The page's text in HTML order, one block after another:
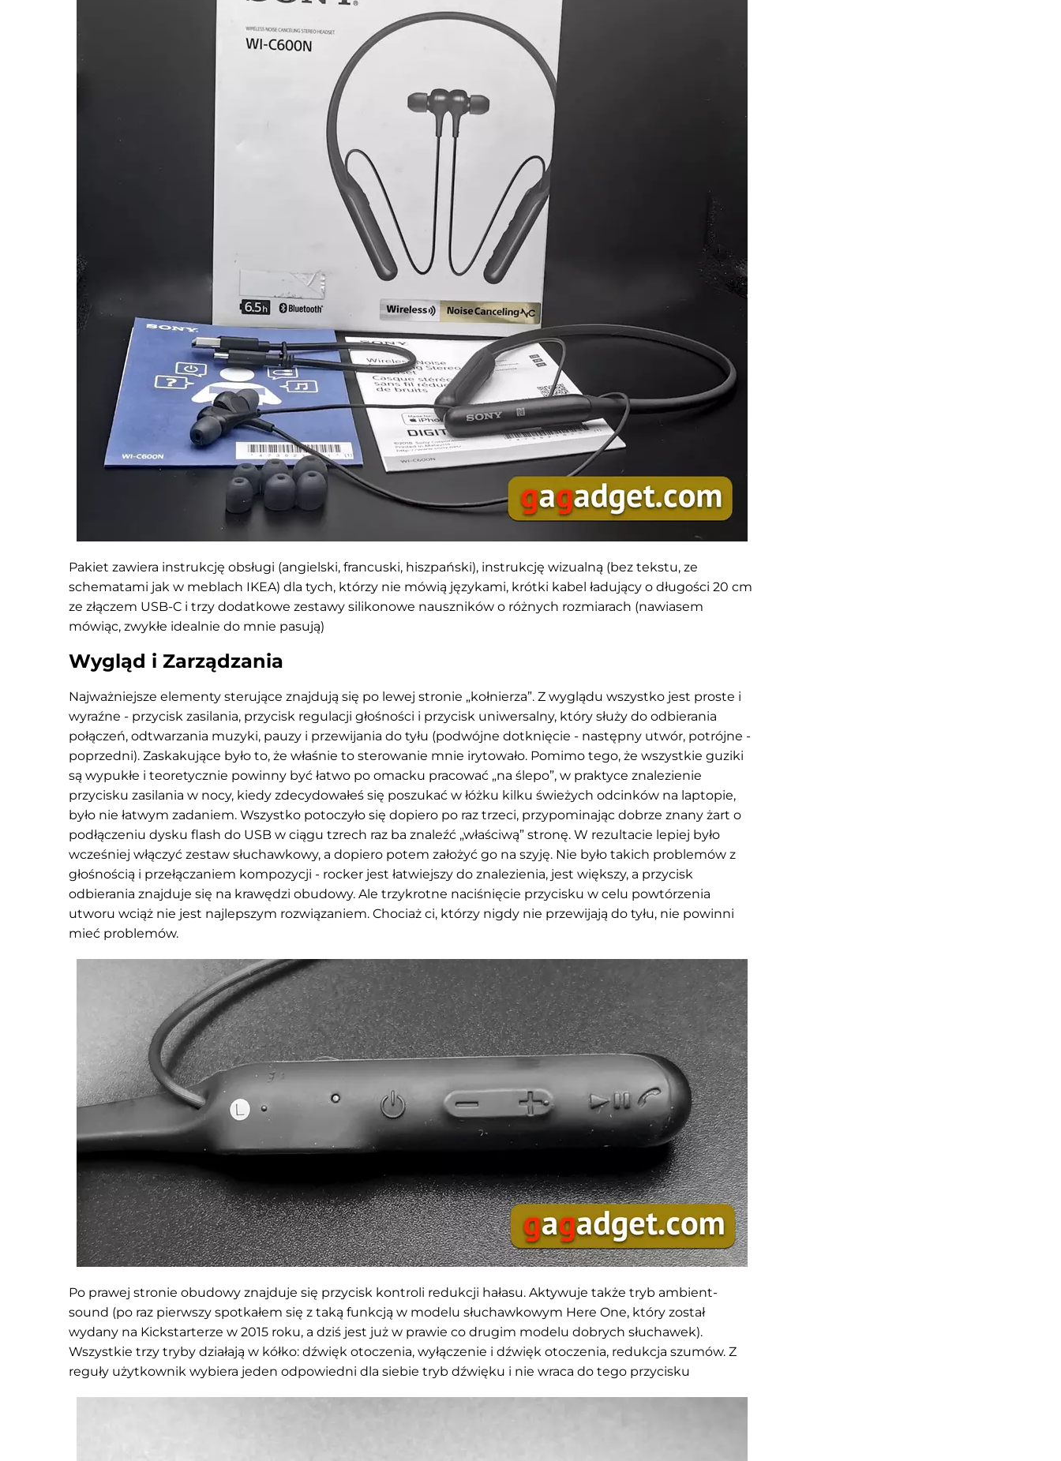
Pakiet zawiera instrukcję obsługi (angielski, francuski, hiszpański), instrukcję wizualną (bez tekstu, ze
schematami jak w meblach IKEA) dla tych, którzy nie mówią językami, krótki kabel ładujący o długości 20 cm
ze złączem USB-C i trzy dodatkowe zestawy silikonowe nauszników o różnych rozmiarach (nawiasem
mówiąc, zwykłe idealnie do mnie pasują)
Wygląd i Zarządzania
Najważniejsze elementy sterujące znajdują się po lewej stronie „kołnierza”. Z wyglądu wszystko jest proste i
wyraźne - przycisk zasilania, przycisk regulacji głośności i przycisk uniwersalny, który służy do odbierania
połączeń, odtwarzania muzyki, pauzy i przewijania do tyłu (podwójne dotknięcie - następny utwór, potrójne -
poprzedni). Zaskakujące było to, że właśnie to sterowanie mnie irytowało. Pomimo tego, że wszystkie guziki
są wypukłe i teoretycznie powinny być łatwo po omacku ​​pracować „na ślepo”, w praktyce znalezienie
przycisku zasilania w nocy, kiedy zdecydowałeś się poszukać w łóżku kilku świeżych odcinków na laptopie,
było nie łatwym zadaniem. Wszystko potoczyło się dopiero po raz trzeci, przypominając dobrze znany żart o
podłączeniu dysku flash do USB w ciągu tzrech raz ba znaleźć „właściwą” stronę. W rezultacie lepiej było
wcześniej włączyć zestaw słuchawkowy, a dopiero potem założyć go na szyję. Nie było takich problemów z
głośnością i przełączaniem kompozycji - rocker jest łatwiejszy do znalezienia, jest większy, a przycisk
odbierania znajduje się na krawędzi obudowy. Ale trzykrotne naciśnięcie przycisku w celu powtórzenia
utworu wciąż nie jest najlepszym rozwiązaniem. Chociaż ci, którzy nigdy nie przewijają do tyłu, nie powinni
mieć problemów.
Po prawej stronie obudowy znajduje się przycisk kontroli redukcji hałasu. Aktywuje także tryb ambient-
sound (po raz pierwszy spotkałem się z taką funkcją w modelu słuchawkowym Here One, który został
wydany na Kickstarterze w 2015 roku, a dziś jest już w prawie co drugim modelu dobrych słuchawek).
Wszystkie trzy tryby działają w kółko: dźwięk otoczenia, wyłączenie i dźwięk otoczenia, redukcja szumów. Z
reguły użytkownik wybiera jeden odpowiedni dla siebie tryb dźwięku i nie wraca do tego przycisku